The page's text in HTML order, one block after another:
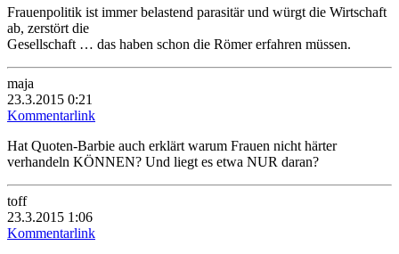
Frauenpolitik ist immer belastend parasitär und würgt die Wirtschaft
ab, zerstört die
Gesellschaft … das haben schon die Römer erfahren müssen.
maja
23.3.2015 0:21
Kommentarlink
Hat Quoten-Barbie auch erklärt warum Frauen nicht härter
verhandeln KÖNNEN? Und liegt es etwa NUR daran?
toff
23.3.2015 1:06
Kommentarlink